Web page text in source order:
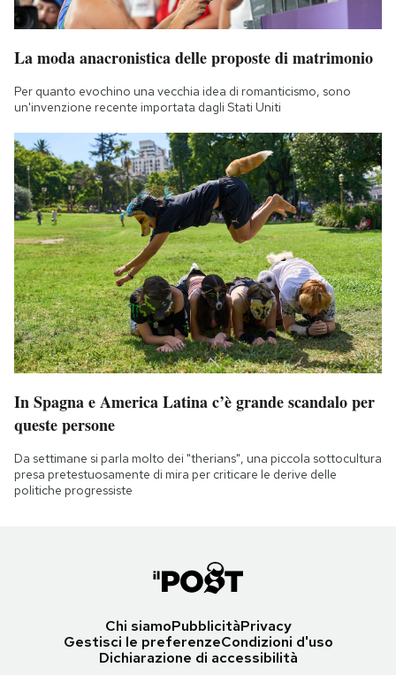
La moda anacronistica delle proposte di matrimonio
Per quanto evochino una vecchia idea di romanticismo, sono
un'invenzione recente importata dagli Stati Uniti
In Spagna e America Latina c’è grande scandalo per
queste persone
Da settimane si parla molto dei "therians", una piccola sottocultura
presa pretestuosamente di mira per criticare le derive delle
politiche progressiste
Chi siamoPubblicitàPrivacy
Gestisci le preferenzeCondizioni d'uso
Dichiarazione di accessibilità